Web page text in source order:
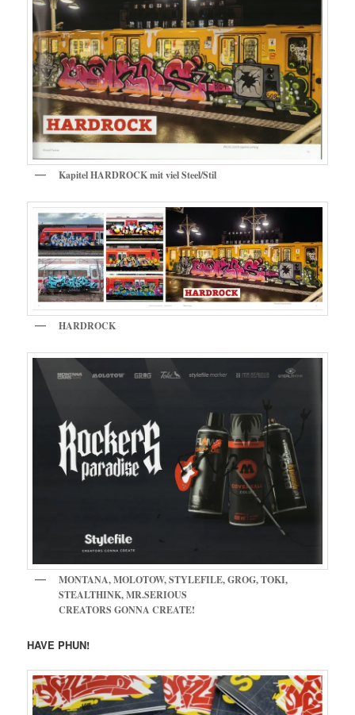
Kapitel HARDROCK mit viel Steel/Stil
HARDROCK
MONTANA, MOLOTOW, STYLEFILE, GROG, TOKI,
STEALTHINK, MR.SERIOUS
CREATORS GONNA CREATE!
HAVE PHUN!